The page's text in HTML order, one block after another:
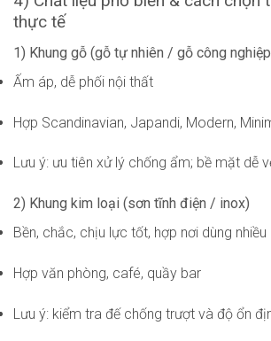
thực tế
1) Khung gỗ (gỗ tự nhiên / gỗ công
Ấm áp, dễ phối nội thất
Hợp Scandinavian, Japandi, Modern,
Lưu ý: ưu tiên xử lý chống ẩm; bề mặt dễ
2) Khung kim loại (sơn tĩnh điện / inox)
Bền, chắc, chịu lực tốt, hợp nơi dùng nhiều
Hợp văn phòng, café, quầy bar
Lưu ý: kiểm tra đế chống trượt và độ ổn